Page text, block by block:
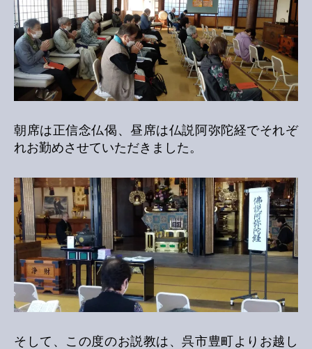
朝席は正信念仏偈、昼席は仏説阿弥陀経でそれぞ
れお勤めさせていただきました。
そして、この度のお説教は、呉市豊町よりお越し